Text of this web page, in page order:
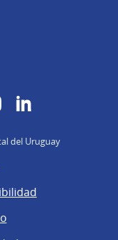
Instagram
del Uruguay